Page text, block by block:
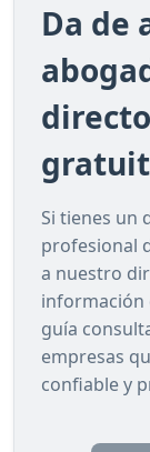
Da de
Si tienes un
profesional
a nuestro
información
guía
empresas
confiable y